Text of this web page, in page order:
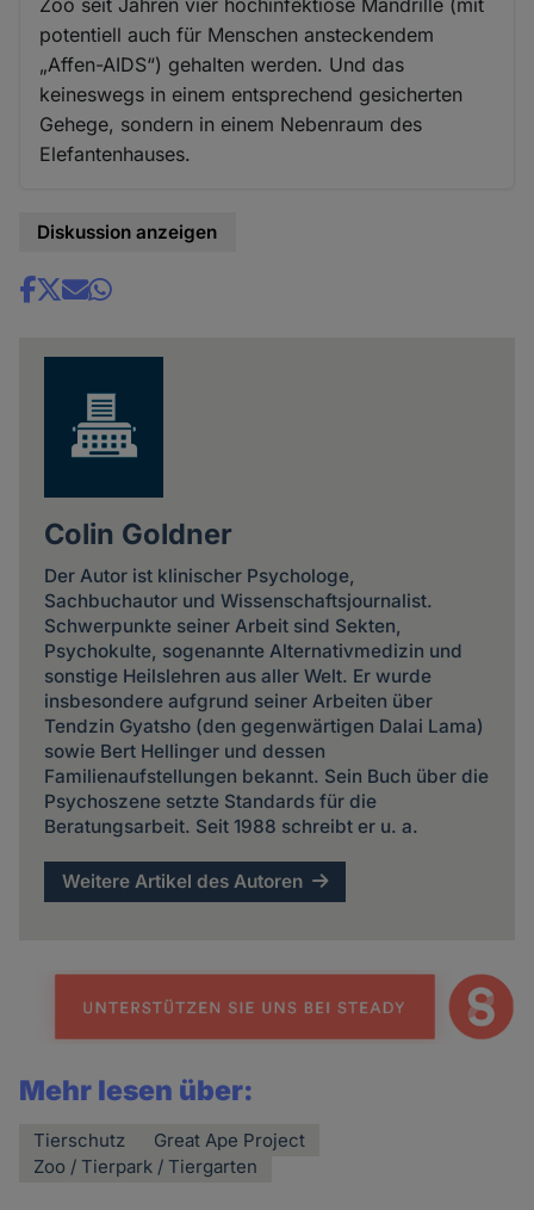
Zoo seit Jahren vier hochinfektiöse Mandrille (mit
potentiell auch für Menschen ansteckendem
„Affen-AIDS“) gehalten werden. Und das
keineswegs in einem entsprechend gesicherten
Gehege, sondern in einem Nebenraum des
Elefantenhauses.
Diskussion anzeigen
Share
Colin Goldner
Der Autor ist klinischer Psychologe,
Sachbuchautor und Wissenschaftsjournalist.
Schwerpunkte seiner Arbeit sind Sekten,
Psychokulte, sogenannte Alternativmedizin und
sonstige Heilslehren aus aller Welt. Er wurde
insbesondere aufgrund seiner Arbeiten über
Tendzin Gyatsho (den gegenwärtigen Dalai Lama)
sowie Bert Hellinger und dessen
Familienaufstellungen bekannt. Sein Buch über die
Psychoszene setzte Standards für die
Beratungsarbeit. Seit 1988 schreibt er u. a.
Weitere Artikel des Autoren
Mehr lesen über:
Tierschutz
Great Ape Project
Zoo / Tierpark / Tiergarten